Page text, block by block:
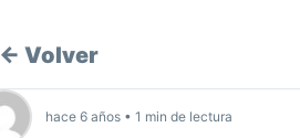
← Volver
hace 6 años • 1 min de lectura